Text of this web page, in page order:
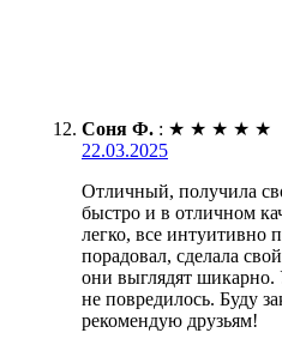
Соня Ф. : ★ ★ ★ ★ ★
22.03.2025
Отличный, получила
быстро и в отличном
легко, все интуитивно
порадовал, сделала
они выглядят шикарно.
не повредилось. Буду
рекомендую друзьям!